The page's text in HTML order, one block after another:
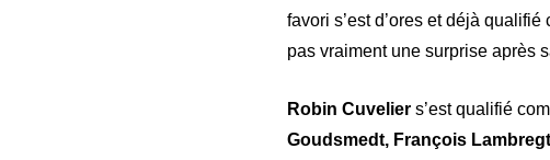
favori s’est d’ores et déjà
pas vraiment une surprise après
Robin Cuvelier s’est qualifié
Goudsmedt, François